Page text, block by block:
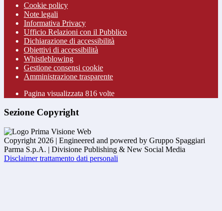
Cookie policy
Note legali
Informativa Privacy
Ufficio Relazioni con il Pubblico
Dichiarazione di accessibilità
Obiettivi di accessibilità
Whistleblowing
Gestione consensi cookie
Amministrazione trasparente
Pagina visualizzata 816 volte
Sezione Copyright
Copyright 2026 | Engineered and powered by Gruppo Spaggiari
Parma S.p.A. | Divisione Publishing & New Social Media
Disclaimer trattamento dati personali